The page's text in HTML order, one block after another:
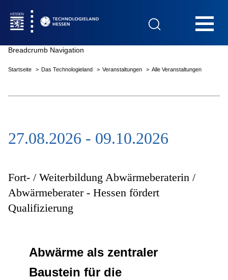
Das Technologieland
Innovationsfelder
Beratung & Förderung
Breadcrumb Navigation
Startseite Das Technologieland Veranstaltungen Alle Veranstaltungen
27.08.2026 - 09.10.2026
Fort- / Weiterbildung Abwärmeberaterin /
Abwärmeberater - Hessen fördert
Qualifizierung
Abwärme als zentraler
Baustein für die